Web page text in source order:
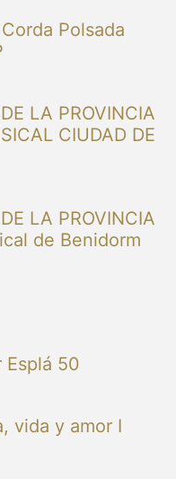
Polsada
LA PROVINCIA
CIUDAD DE
LA PROVINCIA
de Benidorm
Esplá 50
vida y amor I